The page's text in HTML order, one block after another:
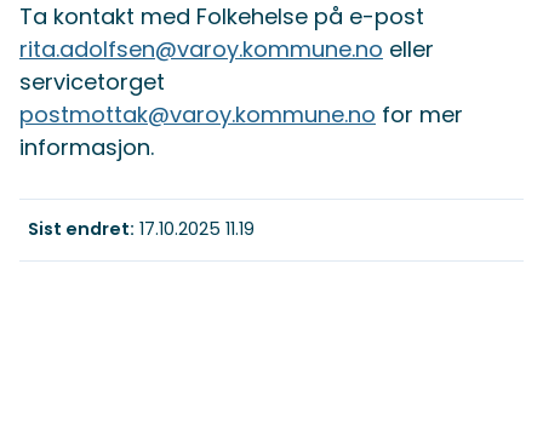
Ta kontakt med Folkehelse på e-post
rita.adolfsen@varoy.kommune.no eller
servicetorget
postmottak@varoy.kommune.no for mer
informasjon.
Sist endret 17.10.2025 11.19